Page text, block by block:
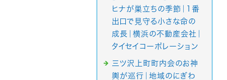
ヒナが巣立ちの季節｜1番
出口で見守る小さな命の
成長｜横浜の不動産会社｜
タイセイコーポレーション
三ツ沢上町町内会のお神
輿が巡行｜地域のにぎわ